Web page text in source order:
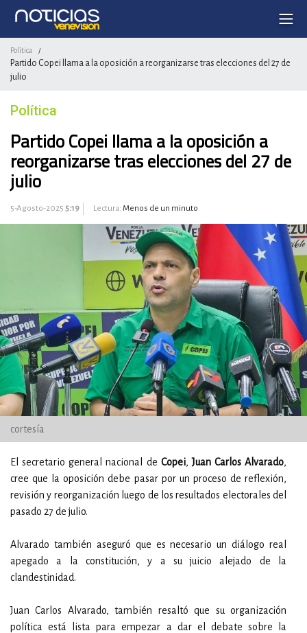
Política /
Partido Copei llama a la oposición a reorganizarse tras elecciones del 27 de
julio
Política
Partido Copei llama a la oposición a
reorganizarse tras elecciones del 27 de
julio
5-Agosto-2025 5:19 Lectura: Menos de un minuto
cortesía
El secretario general nacional de Copei,Juan Carlos Alvarado,
cree que la oposición debe pasar por un proceso de reflexión,
revisión y reorganización luego de los resultados electorales del
pasado 27 de julio.
Alvarado también aseguró que es necesario un diálogo real
apegado a la constitución, y a su juicio alejado de la
clandestinidad.
Juan Carlos Alvarado, también resaltó que su organización
política está lista para empezar a dar el debate sobre la